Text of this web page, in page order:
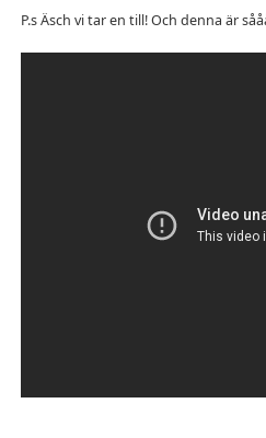
P.s Äsch vi tar en till! Och denna är